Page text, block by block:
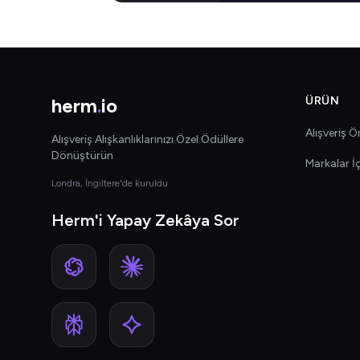
herm.io
Alışveriş Alışkanlıklarınızı Özel Ödüllere
Dönüştürün
Londra, İngiltere'de kuruldu
Herm'i Yapay Zekâya Sor
ÜRÜN
Alışveriş
Markalar